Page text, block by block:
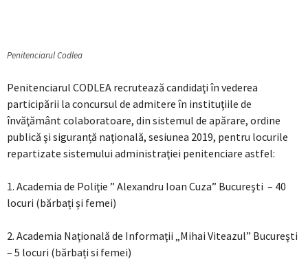
Penitenciarul Codlea
Penitenciarul CODLEA recrutează candidaţi în vederea
participării la concursul de admitere în instituţiile de
învăţământ colaboratoare, din sistemul de apărare, ordine
publică şi siguranță naţională, sesiunea 2019, pentru locurile
repartizate sistemului administraţiei penitenciare astfel:
1. Academia de Poliţie ” Alexandru Ioan Cuza” Bucureşti – 40
locuri (bărbați și femei)
2. Academia Naţională de Informaţii „Mihai Viteazul” Bucureşti
– 5 locuri (bărbați si femei)